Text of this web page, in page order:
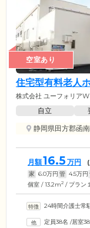
空室あり
住宅型有料老人
株式会社 ユーフォリア
自立
静岡県田方郡函
月額16.5 万円
家 6.0万円 管 4.5万円
個室 / 13.2m2 / プラン
24時間介護士常
定員38名 /居室